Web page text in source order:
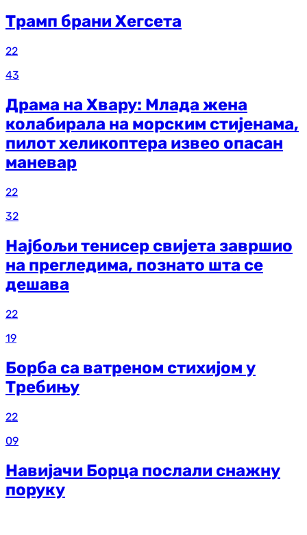
Трамп брани Хегсета
22
43
Драма на Хвару: Млада жена
колабирала на морским стијенама,
пилот хеликоптера извео опасан
маневар
22
32
Најбољи тенисер свијета завршио
на прегледима, познато шта се
дешава
22
19
Борба са ватреном стихијом у
Требињу
22
09
Навијачи Борца послали снажну
поруку